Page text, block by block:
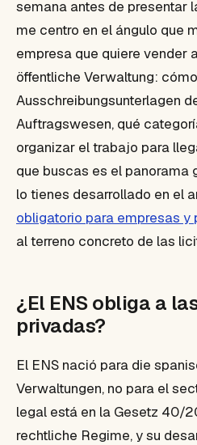
semana antes de presentar
me centro en el ángulo que
empresa que quiere vender
öffentliche Verwaltung:
Ausschreibungsunterlagen
Auftragswesen, qué
organizar el trabajo para
que buscas es el panorama
lo tienes desarrollado en el
obligatorio para empresas y
al terreno concreto de las
¿El ENS obliga a
privadas?
El ENS nació para die
Verwaltungen, no para el
legal está en la Gesetz 40/
rechtliche Regime, y su